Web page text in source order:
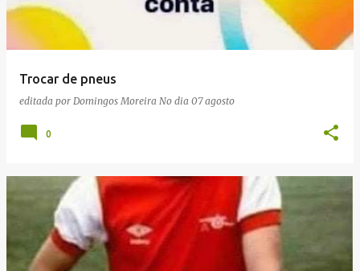
a
g
Trocar de pneus
editada por Domingos Moreira No dia 07 agosto
0